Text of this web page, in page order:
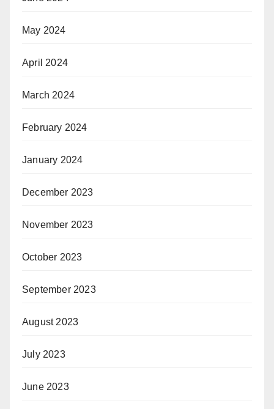
May 2024
April 2024
March 2024
February 2024
January 2024
December 2023
November 2023
October 2023
September 2023
August 2023
July 2023
June 2023